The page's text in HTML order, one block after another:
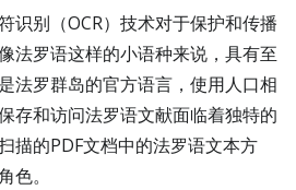
识别（OCR）技术对于保护和传播
法罗语这样的小语种来说，具有至
法罗群岛的官方语言，使用人口相
存和访问法罗语文献面临着独特的
描的PDF文档中的法罗语文本方
色。